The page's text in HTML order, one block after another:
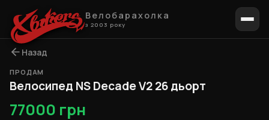
Велобарахолка
з 2003 року
Назад
ПРОДАМ
Велосипед NS Decade V2 26 дьорт
77000 грн